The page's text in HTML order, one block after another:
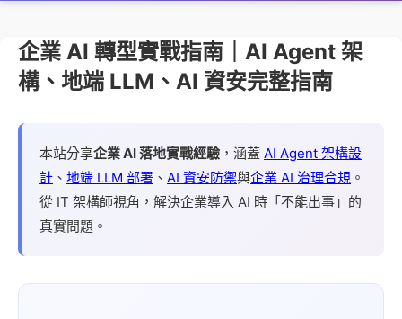
企業 AI 轉型實戰指南｜AI Agent 架
構、地端 LLM、AI 資安完整指南
本站分享企業 AI 落地實戰經驗 ，涵蓋 AI Agent 架構設
計 、 地端 LLM 部署 、 AI 資安防禦與企業 AI 治理合規 。
從 IT 架構師視角，解決企業導入 AI 時「不能出事」的
真實問題。